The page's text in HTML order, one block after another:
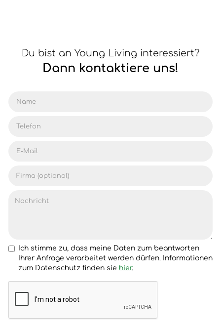
Du bist an Young Living interessiert?
Dann kontaktiere uns!
Ich stimme zu, dass meine Daten zum beantworten
Ihrer Anfrage verarbeitet werden dürfen. Informationen
zum Datenschutz finden sie hier.